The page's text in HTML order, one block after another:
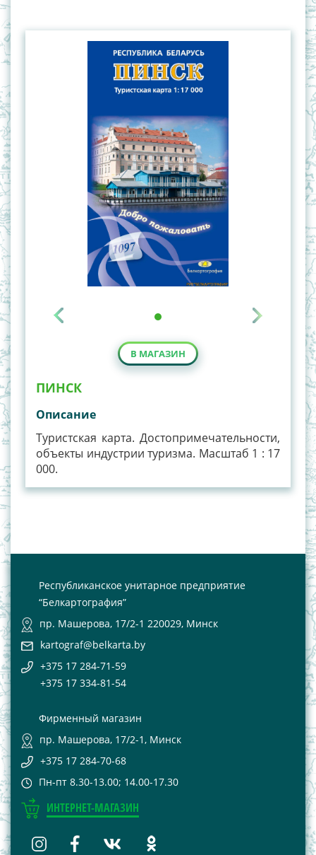
В МАГАЗИН
ПИНСК
Описание
Туристская карта. Достопримечательности,
объекты индустрии туризма. Масштаб 1 : 17
000.
Республиканское унитарное предприятие
“Белкартография”
пр. Машерова, 17/2-1 220029, Минск
kartograf@belkarta.by
+375 17 284-71-59
+375 17 334-81-54
Фирменный магазин
пр. Машерова, 17/2-1, Минск
+375 17 284-70-68
Пн-пт 8.30-13.00; 14.00-17.30
ИНТЕРНЕТ-МАГАЗИН